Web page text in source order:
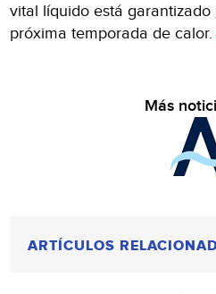
vital líquido está
próxima temporada de calor.
Más
ARTÍCULOS